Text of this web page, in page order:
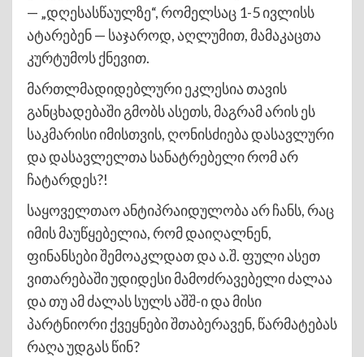
— „დღესასწაულზე“, რომელსაც 1-5 ივლისს
ატარებენ — საჯაროდ, აღლუმით, მამაკაცთა
კურტუმოს ქნევით.
მართლმადიდებლური ეკლესია თავის
განცხადებაში გმობს ასეთს, მაგრამ არის ეს
საკმარისი იმისთვის, ღონისძიება დასავლური
და დასავლელთა სანატრებელი რომ არ
ჩატარდეს?!
საყოველთაო ანტიპრაიდულობა არ ჩანს, რაც
იმის მაუწყებელია, რომ დაიღალნენ,
ფინანსები შემოაკლდათ და ა.შ. ფული ასეთ
ვითარებაში უდიდესი მამოძრავებელი ძალაა
და თუ ამ ძალას სულს აშშ-ი და მისი
პარტნიორი ქვეყნები შთაბერავენ, წარმატებას
რაღა უდგას წინ?